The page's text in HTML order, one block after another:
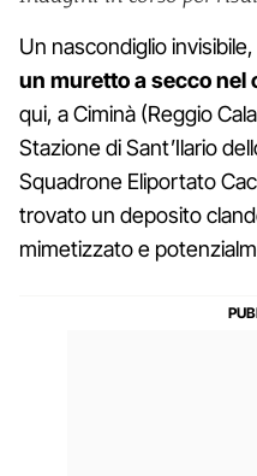
Un nascondiglio
un muretto a secco nel
qui, a Ciminà (Reggio
Stazione di Sant’Ilario
Squadrone Eliportato
trovato un deposito
mimetizzato e